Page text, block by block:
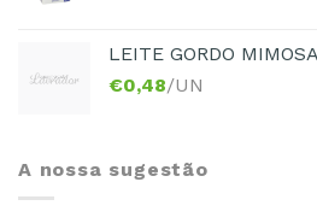
LEITE GORDO
€0,48/UN
A nossa sugestão